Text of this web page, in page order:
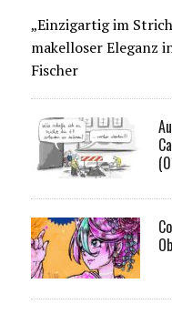
„Einzigartig im
makelloser Eleganz
Fischer